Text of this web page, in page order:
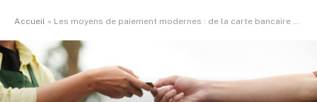
Accueil » Les moyens de paiement modernes : de la carte bancaire à Apple Pay